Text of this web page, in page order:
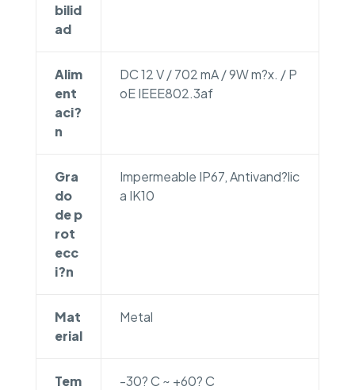
bilid
ad
Alim
ent
aci?
n
DC 12 V / 702 mA / 9W m?x. / P
oE IEEE802.3af
Gra
do
de p
rot
ecc
i?n
Impermeable IP67, Antivand?lic
a IK10
Mat
erial
Metal
Tem
-30? C ~ +60? C